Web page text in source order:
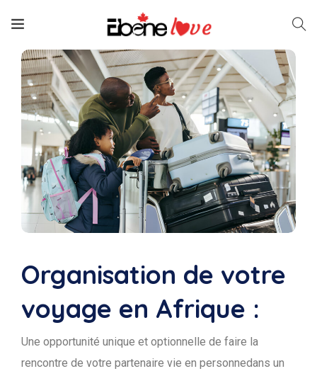
Organisation de votre
voyage en Afrique :
Une opportunité unique et optionnelle de faire la
rencontre de votre partenaire vie en personnedans un